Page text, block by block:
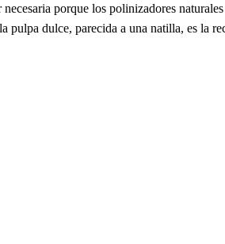
porque los polinizadores
pulpa dulce, parecida a una natilla, es la